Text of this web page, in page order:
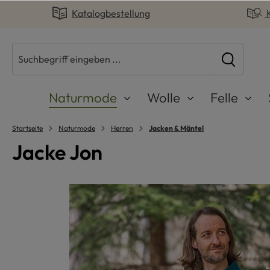
Zur Hauptnavigation springen
Katalogbestellung
Naturmode Wolle Felle
Startseite Naturmode Herren Jacken & Mäntel
Jacke Jon
Bildergalerie überspringen